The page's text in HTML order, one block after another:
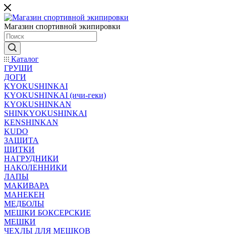
Магазин спортивной экипировки
Каталог
ГРУШИ
ДОГИ
KYOKUSHINKAI
KYOKUSHINKAI (ичи-геки)
KYOKUSHINKAN
SHINKYOKUSHINKAI
KENSHINKAN
KUDO
ЗАЩИТА
ЩИТКИ
НАГРУДНИКИ
НАКОЛЕННИКИ
ЛАПЫ
МАКИВАРА
МАНЕКЕН
МЕДБОЛЫ
МЕШКИ БОКСЕРСКИЕ
МЕШКИ
ЧЕХЛЫ ДЛЯ МЕШКОВ